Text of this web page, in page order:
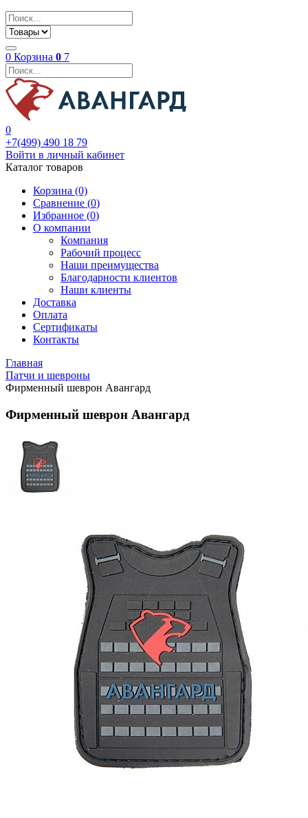
0 Корзина 0 7
0
+7(499) 490 18 79
Войти в личный кабинет
Каталог товаров
Корзина (0)
Сравнение (0)
Избранное (0)
О компании
Компания
Рабочий процесс
Наши преимущества
Благодарности клиентов
Наши клиенты
Доставка
Оплата
Сертификаты
Контакты
Главная
Патчи и шевроны
Фирменный шеврон Авангард
Фирменный шеврон Авангард